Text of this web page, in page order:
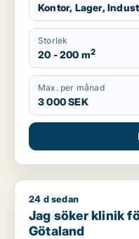
Kontor, Lager,
Storlek
20 - 200 m2
Max. per månad
3 000 SEK
Jag söker klinik för
24 d sedan
Jag söker klinik
Götaland